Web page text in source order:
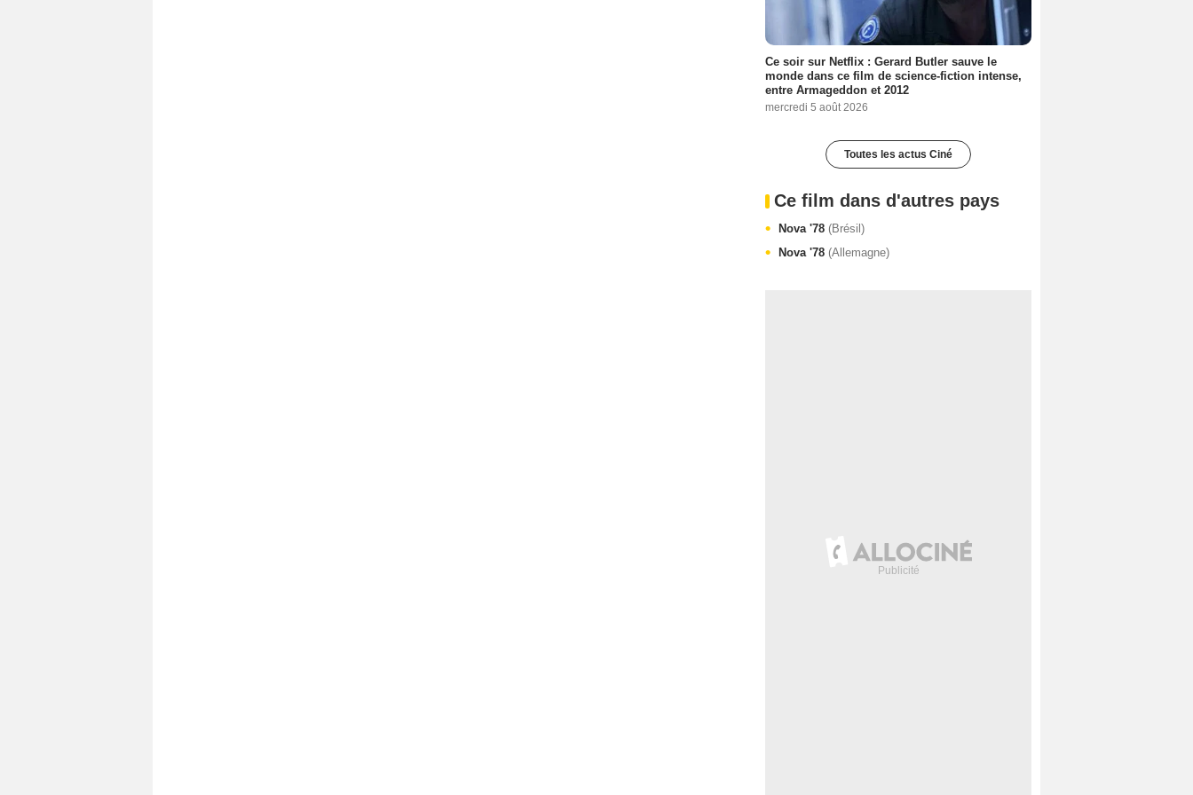
Ce soir sur Netflix : Gerard Butler sauve le
monde dans ce film de science-fiction intense,
entre Armageddon et 2012
mercredi 5 août 2026
Toutes les actus Ciné
Ce film dans d'autres pays
Nova '78 (Brésil)
Nova '78 (Allemagne)